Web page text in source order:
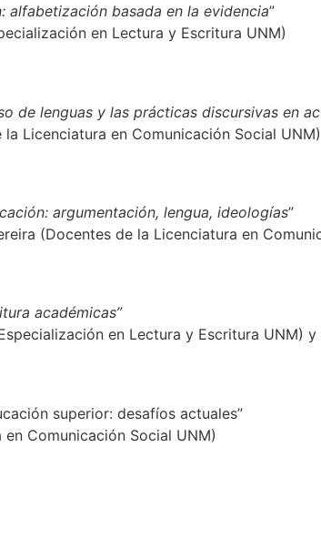
basada en la evidencia”
en Lectura y Escritura UNM)
de lenguas y las prácticas discursivas en
Licenciatura en Comunicación Social UNM)
argumentación, lengua, ideologías”
(Docentes de la Licenciatura en
académicas”
en Lectura y Escritura UNM) y
superior: desafíos actuales”
Comunicación Social UNM)